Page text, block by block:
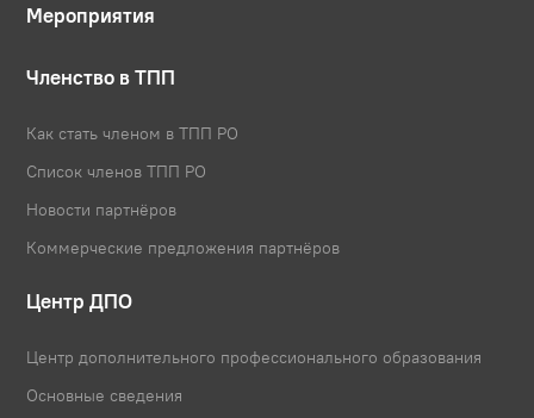
Мероприятия
Членство в ТПП
Как стать членом в ТПП РО
Список членов ТПП РО
Новости партнёров
Коммерческие предложения партнёров
Центр ДПО
Центр дополнительного профессионального образования
Основные сведения